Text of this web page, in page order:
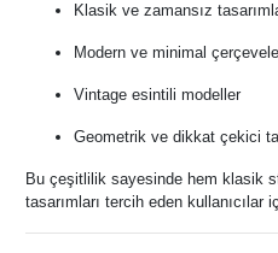
Klasik ve zamansız
Modern ve minimal
Vintage esintili modeller
Geometrik ve dikkat çekici
Bu çeşitlilik sayesinde hem klasik
tasarımları tercih eden kullanıcılar